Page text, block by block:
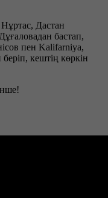
Дастан
бастап,
пен Kalifarniya,
кештің көркін